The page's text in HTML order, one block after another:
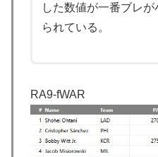
とは!?【海外の反応】
韓国人「日本の女子高生
の受け入れ準備ができて
て準備なんて一生できな
がったのは何年も前の話
日本で婚活する韓国人男
した数値が一番ブレ
られている。
RA9-fWAR